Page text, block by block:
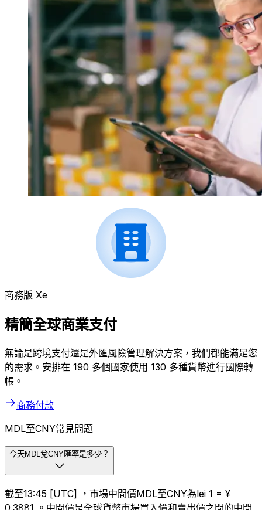
商務版 Xe
精簡全球商業支付
無論是跨境支付還是外匯風險管理解決方案，我們都能滿足您
的需求。安排在 190 多個國家使用 130 多種貨幣進行國際轉
帳。
商務付款
MDL至CNY常見問題
今天MDL兌CNY匯率是多少？
截至13:45 [UTC] ，市場中間價MDL至CNY為lei 1 = ¥